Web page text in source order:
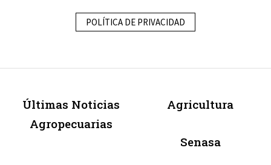
POLÍTICA DE PRIVACIDAD
Últimas Noticias
Agropecuarias
Agricultura
Senasa